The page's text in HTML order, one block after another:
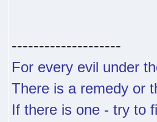
--------------------
For every evil under
There is a remedy or
If there is one - try to